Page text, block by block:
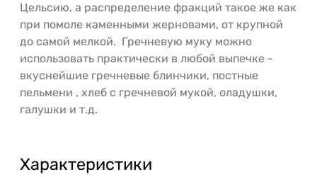
Цельсию, а распределение фракций такое же как
при помоле каменными жерновами, от крупной
до самой мелкой. Гречневую муку можно
использовать практически в любой выпечке -
вкуснейшие гречневые блинчики, постные
пельмени , хлеб с гречневой мукой, оладушки,
галушки и т.д.
Характеристики